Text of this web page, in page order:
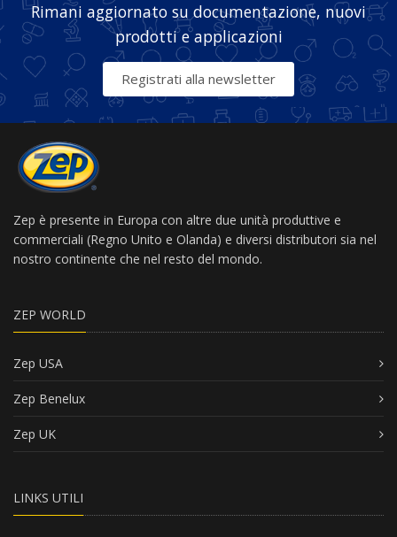
Rimani aggiornato su documentazione, nuovi
prodotti e applicazioni
Registrati alla newsletter
Zep è presente in Europa con altre due unità produttive e
commerciali (Regno Unito e Olanda) e diversi distributori sia nel
nostro continente che nel resto del mondo.
ZEP WORLD
Zep USA
Zep Benelux
Zep UK
LINKS UTILI